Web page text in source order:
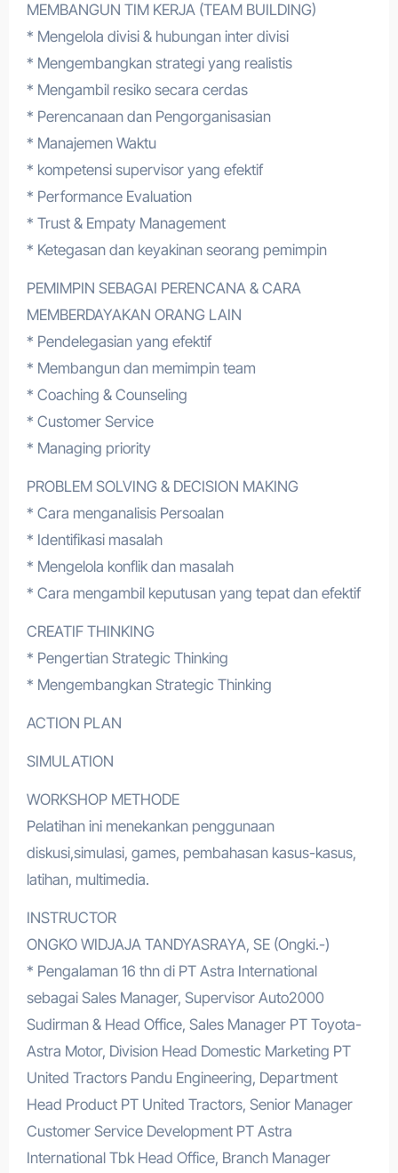
MEMBANGUN TIM KERJA (TEAM BUILDING)
* Mengelola divisi & hubungan inter divisi
* Mengembangkan strategi yang realistis
* Mengambil resiko secara cerdas
* Perencanaan dan Pengorganisasian
* Manajemen Waktu
* kompetensi supervisor yang efektif
* Performance Evaluation
* Trust & Empaty Management
* Ketegasan dan keyakinan seorang pemimpin
PEMIMPIN SEBAGAI PERENCANA & CARA
MEMBERDAYAKAN ORANG LAIN
* Pendelegasian yang efektif
* Membangun dan memimpin team
* Coaching & Counseling
* Customer Service
* Managing priority
PROBLEM SOLVING & DECISION MAKING
* Cara menganalisis Persoalan
* Identifikasi masalah
* Mengelola konflik dan masalah
* Cara mengambil keputusan yang tepat dan efektif
CREATIF THINKING
* Pengertian Strategic Thinking
* Mengembangkan Strategic Thinking
ACTION PLAN
SIMULATION
WORKSHOP METHODE
Pelatihan ini menekankan penggunaan
diskusi,simulasi, games, pembahasan kasus-kasus,
latihan, multimedia.
INSTRUCTOR
ONGKO WIDJAJA TANDYASRAYA, SE (Ongki.-)
* Pengalaman 16 thn di PT Astra International
sebagai Sales Manager, Supervisor Auto2000
Sudirman & Head Office, Sales Manager PT Toyota-
Astra Motor, Division Head Domestic Marketing PT
United Tractors Pandu Engineering, Department
Head Product PT United Tractors, Senior Manager
Customer Service Development PT Astra
International Tbk Head Office, Branch Manager